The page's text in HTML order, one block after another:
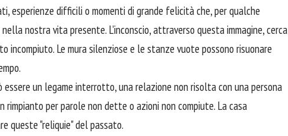
esperienze difficili o momenti di grande felicità che, per qualche
nostra vita presente. L'inconscio, attraverso questa immagine, cerca
incompiuto. Le mura silenziose e le stanze vuote possono risuonare
essere un legame interrotto, una relazione non risolta con una persona
rimpianto per parole non dette o azioni non compiute. La casa
queste "reliquie" del passato.